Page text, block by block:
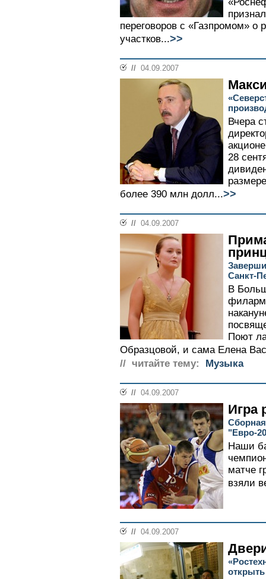
переговоров с «Газпромом»
участков...>>
// 04.09.2007
Вчера
28
более 390 млн долл...>>
// 04.09.2007
Санкт-
В
Поют
Образцовой, и сама Елена
// читайте тему:
Музыка
// 04.09.2007
Игра
"Евро-
Наши
матче
взяли
// 04.09.2007